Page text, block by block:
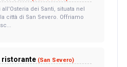
all'Osteria dei Santi, situata nel
città di San Severo. Offriamo
ristorante (San Severo)